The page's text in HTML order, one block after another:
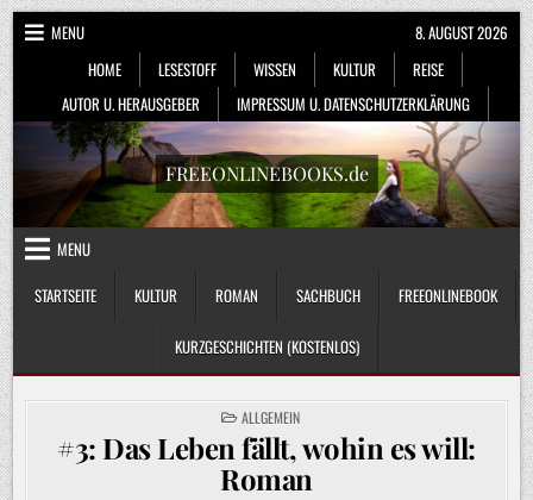
Skip
to
content
MENU
HOME
LESESTOFF WISSEN KULTUR
REISE
AUTOR U. HERAUSGEBER
IMPRESSUM U. DATENSCHUTZERKLÄRUNG
8. AUGUST 2026
FREEONLINEBOOKS.de
MENU
STARTSEITE
KULTUR ROMAN SACHBUCH FREEONLINEBOOK
KURZGESCHICHTEN (KOSTENLOS)
POSTED
IN
ALLGEMEIN
#3: Das Leben fällt, wohin es will:
Roman